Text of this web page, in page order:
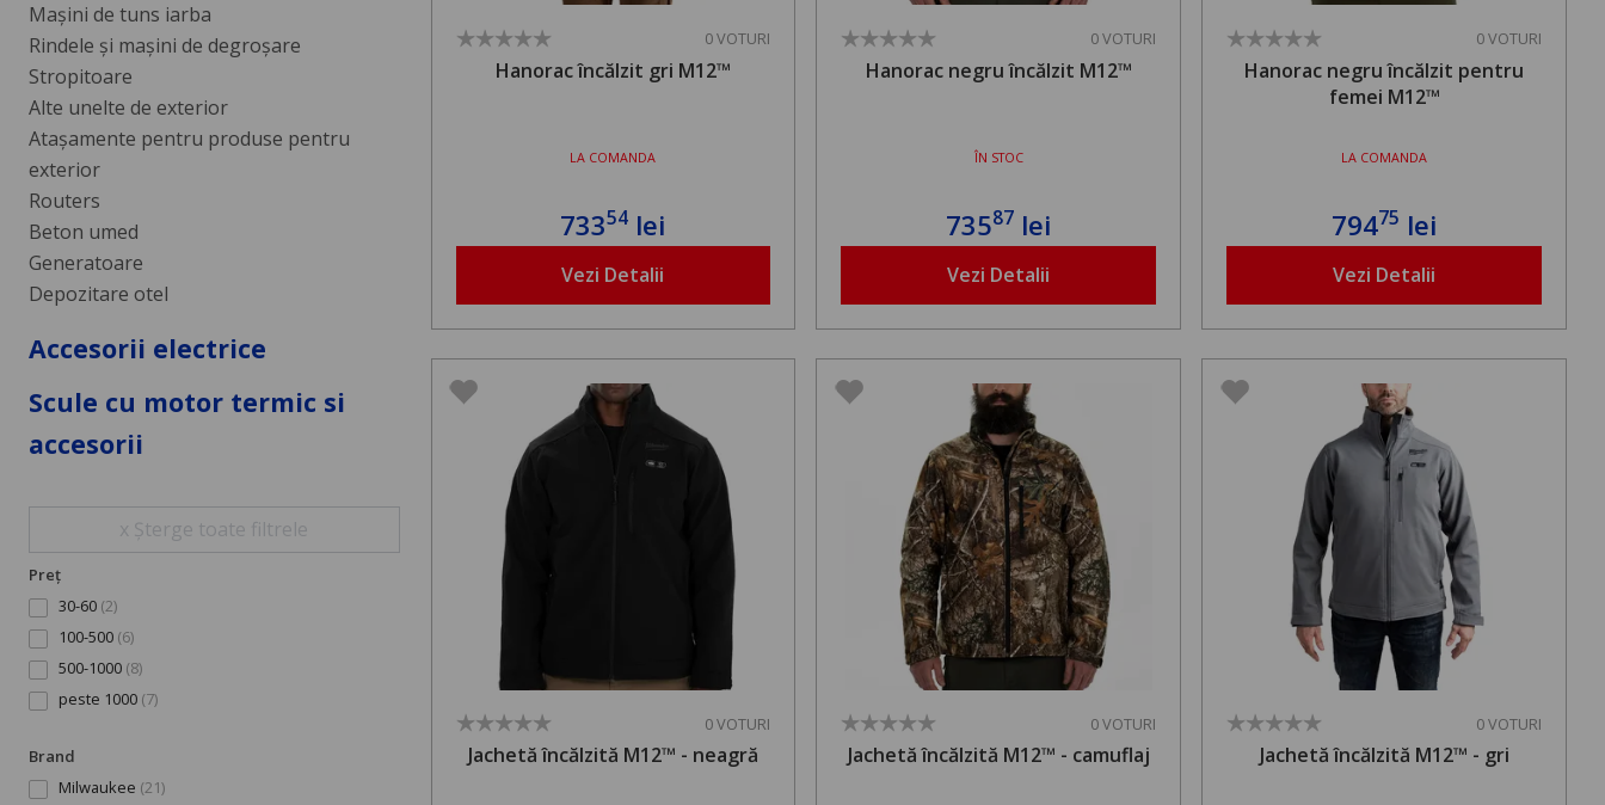
Mașini de tuns iarba
Rindele și mașini de degroșare
Stropitoare
Alte unelte de exterior
Atașamente pentru produse pentru
exterior
Routers
Beton umed
Generatoare
Depozitare otel
Accesorii electrice
Scule cu motor termic si
accesorii
x Șterge toate filtrele
Preț
30-60 (2)
100-500 (6)
500-1000 (8)
peste 1000 (7)
Brand
Milwaukee (21)
0 VOTURI
Hanorac încălzit gri M12™
LA COMANDA
73354 lei
Vezi Detalii
0 VOTURI
Hanorac negru încălzit M12™
ÎN STOC
73587 lei
Vezi Detalii
0 VOTURI
Hanorac negru încălzit pentru
femei M12™
LA COMANDA
79475 lei
Vezi Detalii
0 VOTURI
Jachetă încălzită M12™ - neagră
0 VOTURI
Jachetă încălzită M12™ - camuflaj
0 VOTURI
Jachetă încălzită M12™ - gri